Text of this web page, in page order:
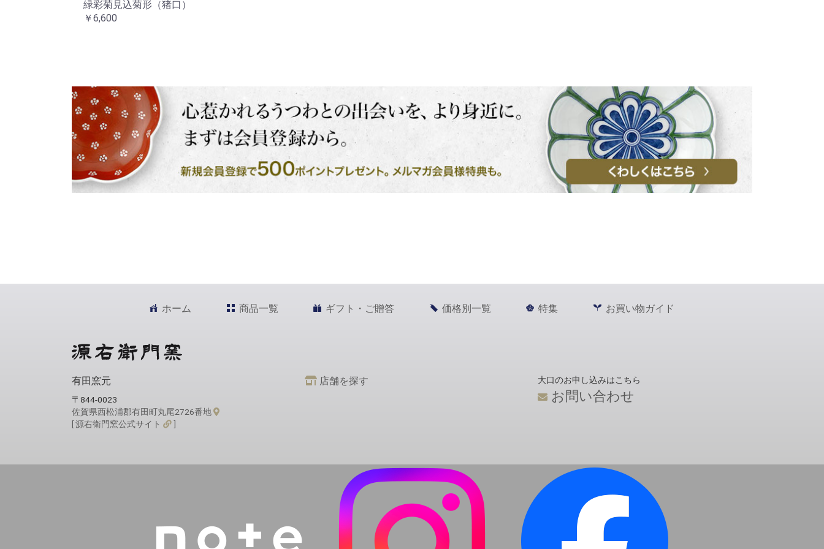
緑彩菊見込菊形（猪口）
￥6,600
ホーム 商品一覧 ギフト・ご贈答 価格別一覧 特集 お買い物ガイド
有田窯元
〒844-0023
佐賀県西松浦郡有田町丸尾2726番地
[ 源右衛門窯公式サイト
]
店舗を探す 大口のお申し込みはこちら
お問い合わせ